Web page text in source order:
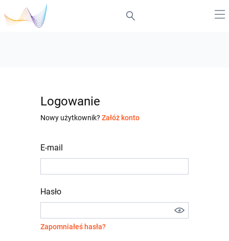
Logowanie
Nowy użytkownik? Załóż konto
E-mail
Hasło
Zapomniałeś hasła?